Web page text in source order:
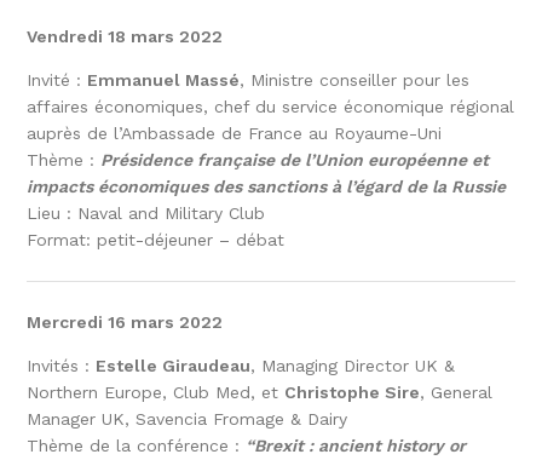
Vendredi 18 mars 2022
Invité : Emmanuel Massé, Ministre conseiller pour les
affaires économiques, chef du service économique régional
auprès de l’Ambassade de France au Royaume-Uni
Thème : Présidence française de l’Union européenne et
impacts économiques des sanctions à l’égard de la Russie
Lieu : Naval and Military Club
Format: petit-déjeuner – débat
Mercredi 16 mars 2022
Invités : Estelle Giraudeau, Managing Director UK &
Northern Europe, Club Med, et Christophe Sire, General
Manager UK, Savencia Fromage & Dairy
Thème de la conférence : “Brexit : ancient history or